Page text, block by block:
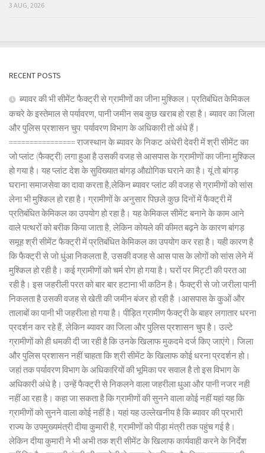
3 AUG, 2026
RECENT POSTS
ब्यावर की भी सीमेंट फैक्ट्री से ग्रामीणों का जीना मुश्किल। प्रतिबंधित केमिकल
कचरे के इस्तेमाल से पर्यावरण, पानी जमीन सब कुछ खराब हो रहा है। ब्यावर का जिला
और पुलिस प्रशासन चुप: पर्यावरण विभाग के अधिकारी तो अंधे हैं।
================ राजस्थान के ब्यावर के निकट अंधेरी देवरी में श्री सीमेंट का
जो प्लांट (फैक्ट्री) लगा हुआ है उसकी वजह से आसपास के ग्रामीणों का जीना मुश्किल
हो गया है। यह प्लांट देश के सुविख्यात बांगड़ औद्योगिक घराने का है। यूं तो बांगड़
घराना समाजसेवा का दावा करता है,लेकिन ब्यावर प्लांट की वजह से ग्रामीणों को सांस
लेना भी मुश्किल हो रहा है। ग्रामीणों के अनुसार पिछले कुछ दिनों में फैक्ट्री में
प्रतिबंधित केमिकल का उपयोग हो रहा है। यह केमिकल सीमेंट बनाने के काम आने
वाले पत्थरों को बरीक किया जाता है, लेकिन कोयले की कीमत बढ़ने के कारण बांगड़
समूह श्री सीमेंट फैक्ट्री में प्रतिबंधित केमिकल का उपयोग कर रहा है। यही कारण है
कि फैक्ट्री से जो धुंआ निकलता है, उसकी वजह से आस पास के लोगों को सांस लेने में
मुश्किल हो रही है। कई ग्रामीणों को चर्म रोग हो गया है। घरों पर मिट्टी की परत आ
रही है। इस जहरीली परत को बार बार हटाना भी कठिन है। फैक्ट्री से जो जरीला पानी
निकलता है उसकी वजह से खेती की जमीन बंजर हो रही है ।आसपास के कुओं और
तालाबों का पानी भी जहरीला हो गया है। पीड़ित ग्रामीण फैक्ट्री के बाहर लगातार धरना
प्रदर्शन कर रहे हैं, लेकिन ब्यावर का जिला और पुलिस प्रशासन चुप है। उल्टे
ग्रामीणों को ही धमकी दी जा रही है कि उनके खिलाफ मुकदमे दर्ज किए जाएंगे। जिला
और पुलिस प्रशासन नहीं चाहता कि श्री सीमेंट के खिलाफ कोई धरना प्रदर्शन हो।
जहां तक पर्यावरण विभाग के अधिकारियों की भूमिका पर सवाल है तो इस विभाग के
अधिकारी अंधे है। उन्हें फैक्ट्री से निकलने वाला जहरीला धुआ और पानी नजर नही
नहीं आ रहा है। कहा जा सकता है कि ग्रामीणों की सुनने वाला कोई नहीं यहां यह कि
ग्रामीणों को सुनने वाला कोई नहीं है। यहां यह उल्लेखनीय है कि ब्यावर की प्रभारी
राज्य के उपमुख्यमंत्री दीया कुमारी है, ग्रामीणों को पीड़ा मंत्री तक पहुंच गई है।
लेकिन दीया कुमारी ने भी अभी तक श्री सीमेंट के खिलाफ कार्यवाही करने के निर्देश